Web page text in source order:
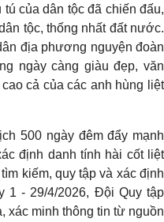
của dân tộc đã chiến đấu,
tộc, thống nhất đất nước.
địa phương nguyện đoàn
ngày càng giàu đẹp, văn
cả của các anh hùng liệt
500 ngày đêm đẩy mạnh
định danh tính hài cốt liệt
kiếm, quy tập và xác định
1 - 29/4/2026, Đội Quy tập
xác minh thông tin từ nguồn